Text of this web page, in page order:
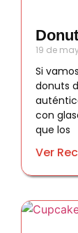
19 de
Si
donuts
con
que los
Ver